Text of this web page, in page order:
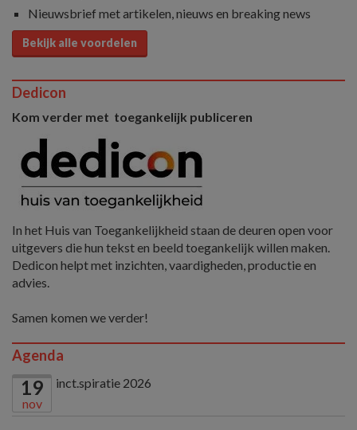
Nieuwsbrief met artikelen, nieuws en breaking news
Bekijk alle voordelen
Dedicon
Kom verder met toegankelijk publiceren
In het Huis van Toegankelijkheid staan de deuren open voor
uitgevers die hun tekst en beeld toegankelijk willen maken.
Dedicon helpt met inzichten, vaardigheden, productie en
advies.
Samen komen we verder!
Agenda
19
nov
inct.spiratie 2026